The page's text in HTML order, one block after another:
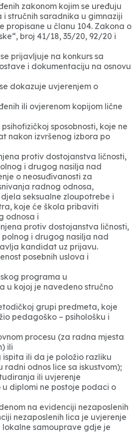
zakonom kojim se uređuju
stručnih saradnika u gimnaziji
propisane u članu 104. Zakona o
broj 41/18, 35/20, 92/20 i
prijavljuje na konkurs sa
i dokumentaciju na osnovu
dokazuje uvjerenjem o
ili ovjerenom kopijom lične
sposobnosti, koje ne
nakon izvršenog izbora po
protiv dostojanstva ličnosti,
i drugog nasilja nad
o neosuđivanosti za
radnog odnosa,
seksualne zloupotrebe i
koje će škola pribaviti
odnosa i
protiv dostojanstva ličnosti,
i drugog nasilja nad
kandidat uz prijavu.
posebnih uslova i
programa u
u kojoj je navedeno stručno
grupi predmeta, koje
pedagoško – psihološku i
procesu (za radna mjesta
ili
ili da je položio razliku
odnos lice sa iskustvom);
ili uvjerenje
diplomi ne postoje podaci o
na evidenciji nezaposlenih
nezaposlenih lica je uvjerenje
samouprave gdje je